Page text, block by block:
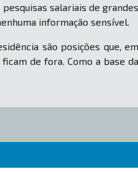
salariais de grandes
informação sensível.
são posições que, em
de fora. Como a base da